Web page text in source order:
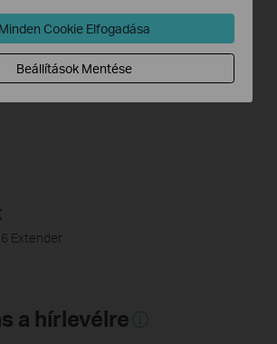
Extender
RE220BE
BE3600 Dual-Band Wi-Fi 7
Range Extender
Extender
a hírlevélre
Minden Cookie Elfogadása
Beállítások Mentése